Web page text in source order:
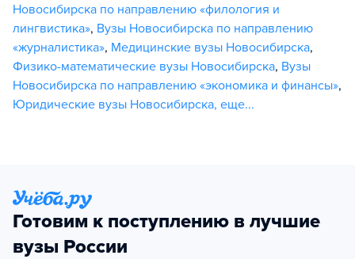
Новосибирска по направлению «филология и
лингвистика», Вузы Новосибирска по направлению
«журналистика», Медицинские вузы Новосибирска,
Физико-математические вузы Новосибирска, Вузы
Новосибирска по направлению «экономика и финансы»,
Юридические вузы Новосибирска, еще...
Готовим к поступлению в лучшие
вузы России